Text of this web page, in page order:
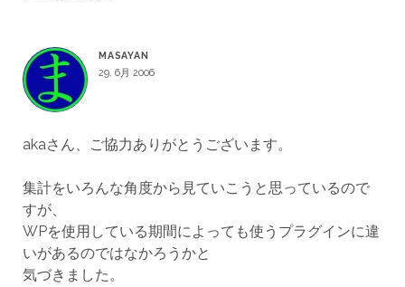
MASAYAN
29. 6月 2006
akaさん、ご協力ありがとうございます。
集計をいろんな角度から見ていこうと思っているので
すが、
WPを使用している期間によっても使うプラグインに違
いがあるのではなかろうかと
気づきました。